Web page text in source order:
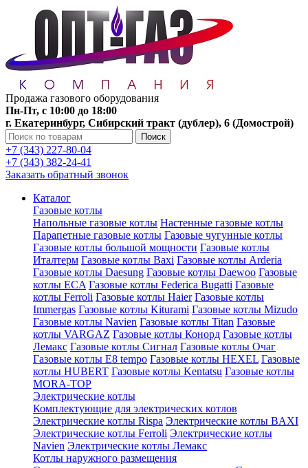
Продажа газового оборудования
Пн-Пт, с 10:00 до 18:00
г. Екатеринбург, Сибирский тракт (дублер), 6 (Домострой)
Поиск
+7 (343) 227-80-04
+7 (343) 382-24-41
Заказать обратный звонок
Каталог
Газовые котлы
Напольные газовые котлы Настенные газовые котлы
Парапетные газовые котлы Газовые чугунные котлы
Газовые котлы большой мощности Газовые котлы
Италтерм Газовые котлы Baxi Газовые котлы Arderia
Газовые котлы Daesung Газовые котлы Daewoo Газовые
котлы ECA Газовые котлы Federica Bugatti Газовые
котлы Ferroli Газовые котлы Haier Газовые котлы
Immergas Газовые котлы Kiturami Газовые котлы Mizudo
Газовые котлы Navien Газовые котлы Titan Газовые
котлы VARGAZ Газовые котлы Конорд Газовые котлы
Лемакс Газовые котлы Сигнал Газовые котлы Очаг
Газовые котлы E8 tempo Газовые котлы HEXEL Газовые
котлы HUBERT Газовые котлы Kentatsu Газовые котлы
MORA-TOP
Электрические котлы
Комплектующие для электрических котлов
Электрические котлы Rispa Электрические котлы BAXI
Электрические котлы Ferroli Электрические котлы
Navien Электрические котлы Лемакс
Котлы наружного размещения